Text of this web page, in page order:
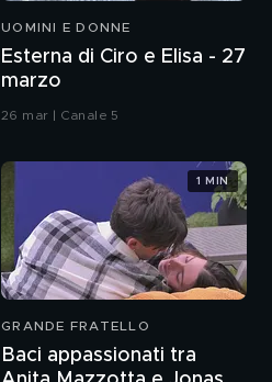
UOMINI E DONNE
Esterna di Ciro e Elisa - 27
marzo
26 mar | Canale 5
GRANDE FRATELLO
Baci appassionati tra
1 MIN